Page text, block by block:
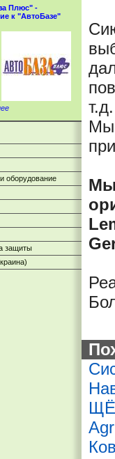
Плюс" -
к "АвтоБазе"
оборудование
защиты
Мы
Мы